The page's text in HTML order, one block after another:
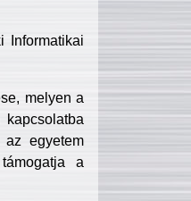
Informatikai
melyen a
az egyetem
a